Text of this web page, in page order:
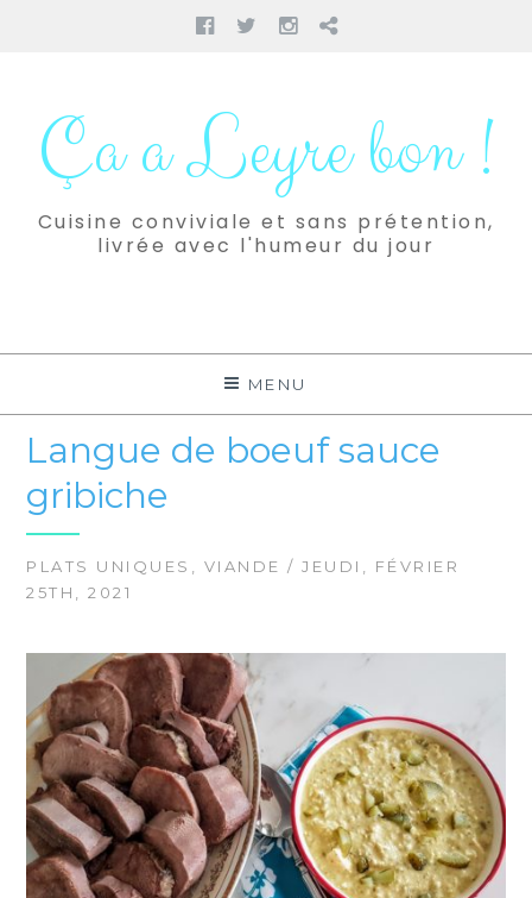
Facebook
TwitterInstagram
Pinterest
contenuÇa a Leyre bon !
Cuisine conviviale et sans prétention,
livrée avec l'humeur du jour
MENU
Langue de boeuf sauce
gribiche
PLATS UNIQUES VIANDE / JEUDI, FÉVRIER
25TH, 2021